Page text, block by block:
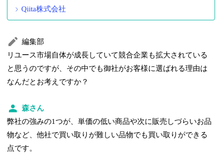
Qiita株式会社
編集部
リユース市場自体が成長していて競合企業も拡大されている
と思うのですが、その中でも御社がお客様に選ばれる理由は
なんだとお考えですか？
森さん
弊社の強みの1つが、単価の低い商品や次に販売しづらいお品
物など、他社で買い取りが難しい品物でも買い取りができる
点です。